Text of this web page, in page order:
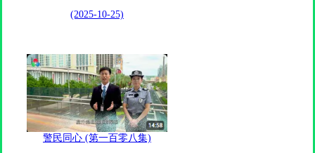
(2025-10-25)
警民同心 (第一百零八集)